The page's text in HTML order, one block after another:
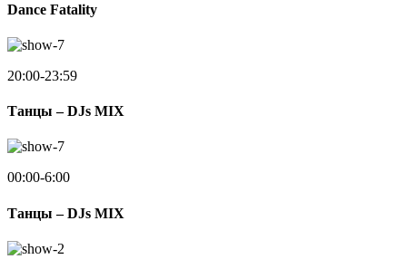
Dance Fatality
20:00-23:59
Танцы – DJs MIX
00:00-6:00
Танцы – DJs MIX